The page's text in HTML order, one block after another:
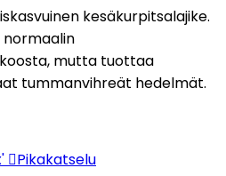
kesäkurpitsalajike.
normaalin
mutta tuottaa
tummanvihreät hedelmät.
Pikakatselu